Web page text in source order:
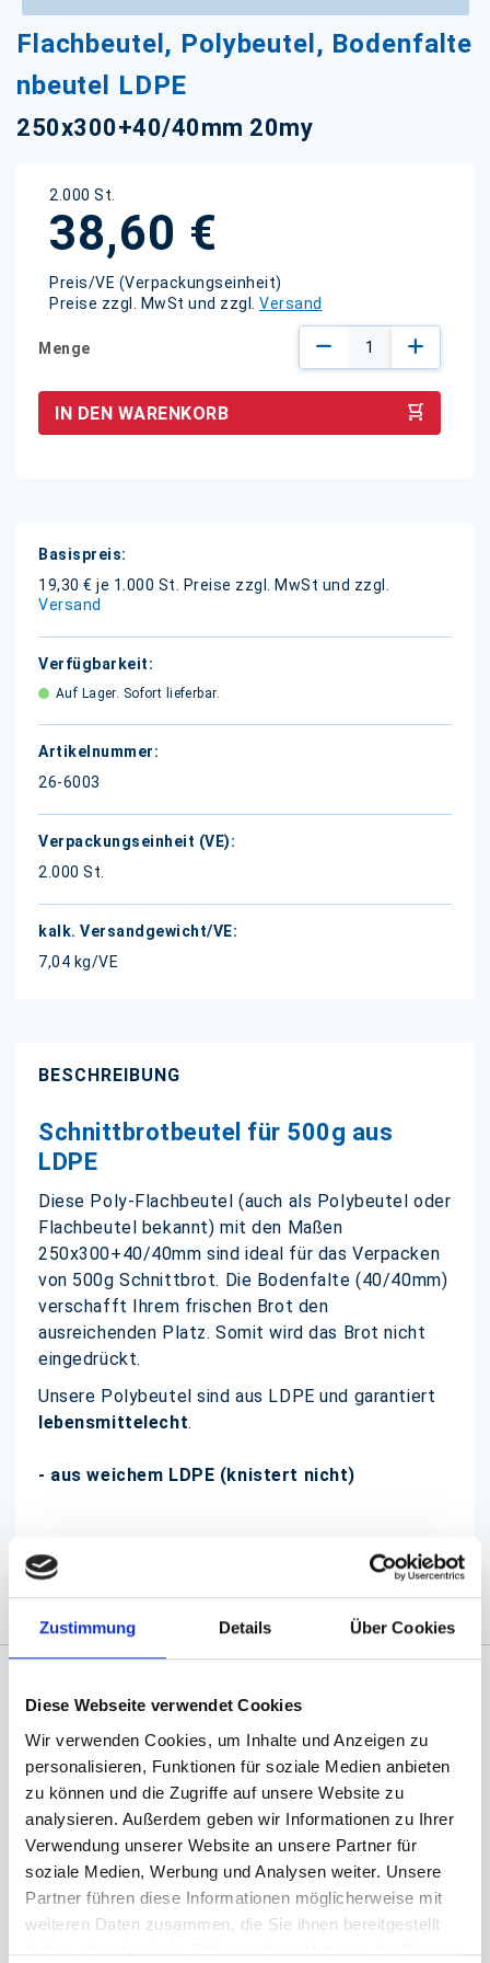
Zustimmung Details Über Cookies
Diese Webseite verwendet Cookies
Wir verwenden Cookies, um Inhalte und Anzeigen zu
personalisieren, Funktionen für soziale Medien anbieten
zu können und die Zugriffe auf unsere Website zu
analysieren. Außerdem geben wir Informationen zu Ihrer
Verwendung unserer Website an unsere Partner für
soziale Medien, Werbung und Analysen weiter. Unsere
Partner führen diese Informationen möglicherweise mit
weiteren Daten zusammen, die Sie ihnen bereitgestellt
Flachbeutel, Polybeutel, Bodenfalte
nbeutel LDPE
250x300+40/40mm 20my
2.000 St.
38,60 €
Preis/VE (Verpackungseinheit)
Preise zzgl. MwSt und zzgl. Versand
Menge
IN DEN WARENKORB
Weitere
Informationen
19,30 € je 1.000 St.
Preise zzgl. MwSt und zzgl.
Versand
Auf Lager. Sofort lieferbar.
26-6003
2.000 St.
7,04 kg/VE
Zum
Anfang
der
Bildgalerie
springen
BESCHREIBUNG
Schnittbrotbeutel für 500g aus
LDPE
Diese Poly-Flachbeutel (auch als Polybeutel oder
Flachbeutel bekannt) mit den Maßen
250x300+40/40mm sind ideal für das Verpacken
von 500g Schnittbrot. Die Bodenfalte (40/40mm)
verschafft Ihrem frischen Brot den
ausreichenden Platz. Somit wird das Brot nicht
eingedrückt.
Unsere Polybeutel sind aus LDPE und garantiert
lebensmittelecht.
- aus weichem LDPE (knistert nicht)
(Abb. evtl. ähnlich, ggf. ohne Dekoration)
Angaben zur Informationspflichten der GPSR
Produktsicherheitsverordnung:packpack.de GmbH, Am
Bullhamm 24-26, D-26441 Jever, info@packpack.de
Sie könnten auch an folgenden Artikeln
interessiert sein